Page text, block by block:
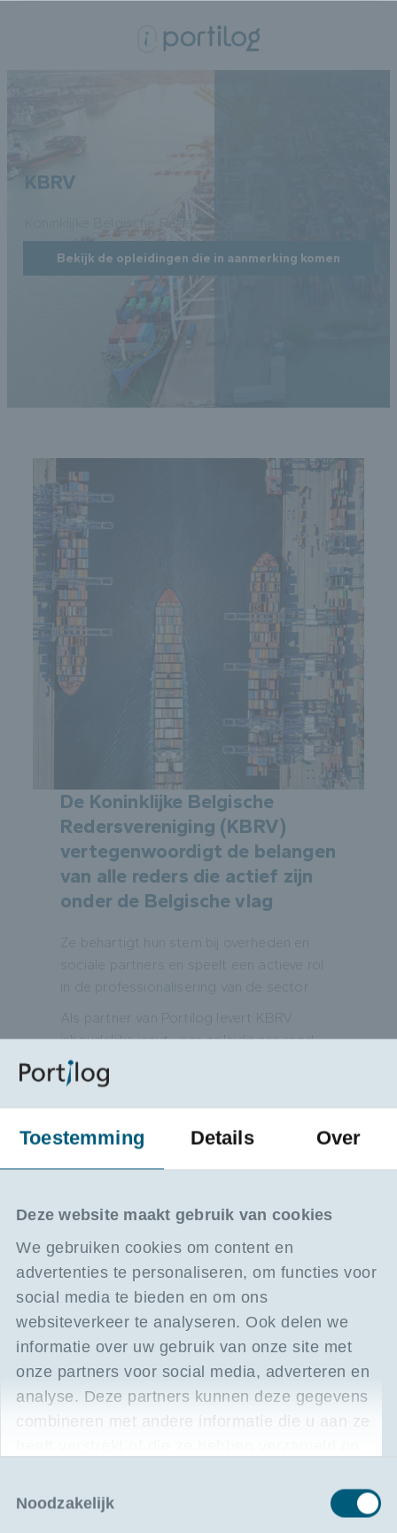
Toestemming Details Over
Deze website maakt gebruik van cookies
We gebruiken cookies om content en
advertenties te personaliseren, om functies voor
social media te bieden en om ons
websiteverkeer te analyseren. Ook delen we
informatie over uw gebruik van onze site met
onze partners voor social media, adverteren en
analyse. Deze partners kunnen deze gegevens
combineren met andere informatie die u aan ze
Noodzakelijk
KBRV
Koninklijke Belgische Redersverenging
Bekijk de opleidingen die in aanmerking komen
De Koninklijke Belgische
Redersvereniging (KBRV)
vertegenwoordigt de belangen
van alle reders die actief zijn
onder de Belgische vlag
inhoudelijke input voor opleidingen rond
scheepvaart
internationale maritieme regelgeving
Dankzij hun betrokkenheid sluiten onze
opleidingen nauw aan bij de noden van
rederijen in een snel evoluerende sector.
KBRV ondersteunt opleidingen die
leden. Daarom genieten KBRV-leden
korting op geselecteerde Portilog-
opleidingen binnen het domein
scheepvaart en maritiem management.